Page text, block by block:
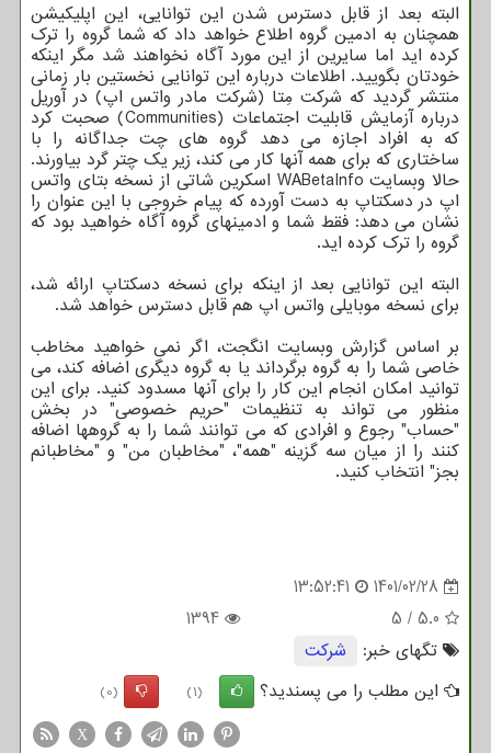
البته بعد از قابل دسترس شدن این توانایی، این اپلیکیشن
همچنان به ادمین گروه اطلاع خواهد داد که شما گروه را ترک
کرده اید اما سایرین از این مورد آگاه نخواهند شد مگر اینکه
خودتان بگویید. اطلاعات درباره این توانایی نخستین بار زمانی
منتشر گردید که شرکت مِتا (شرکت مادر واتس اپ) در آوریل
درباره آزمایش قابلیت اجتماعات (Communities) صحبت کرد
که به افراد اجازه می دهد گروه های چت جداگانه را با
ساختاری که برای همه آنها کار می کند، زیر یک چتر گرد بیاورند.
حالا وبسایت WABetaInfo اسکرین شاتی از نسخه بتای واتس
اپ در دسکتاپ به دست آورده که پیام خروجی با این عنوان را
نشان می دهد: فقط شما و ادمینهای گروه آگاه خواهید بود که
گروه را ترک کرده اید.
البته این توانایی بعد از اینکه برای نسخه دسکتاپ ارائه شد،
برای نسخه موبایلی واتس اپ هم قابل دسترس خواهد شد.
بر اساس گزارش وبسایت انگجت، اگر نمی خواهید مخاطب
خاصی شما را به گروه برگرداند یا به گروه دیگری اضافه کند، می
توانید امکان انجام این کار را برای آنها مسدود کنید. برای این
منظور می تواند به تنظیمات "حریم خصوصی" در بخش
"حساب" رجوع و افرادی که می توانند شما را به گروهها اضافه
کنند را از میان سه گزینه "همه"، "مخاطبان من" و "مخاطبانم
بجز" انتخاب کنید.
1401/02/28
13:52:41
5.0
/
5
1394
تگهای خبر:
شركت
این مطلب را می پسندید؟
(1)
(0)
X